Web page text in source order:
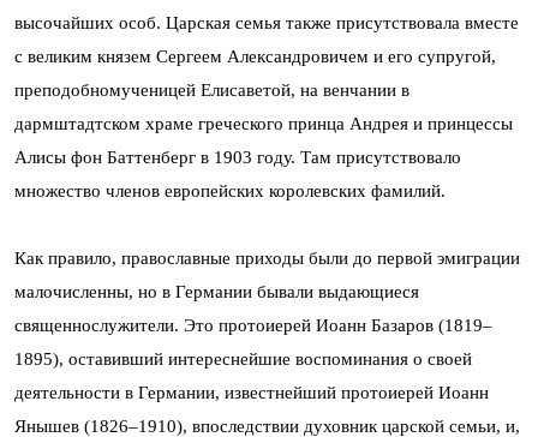
высочайших особ. Царская семья также присутствовала вместе
с великим князем Сергеем Александровичем и его супругой,
преподобномученицей Елисаветой, на венчании в
дармштадтском храме греческого принца Андрея и принцессы
Алисы фон Баттенберг в 1903 году. Там присутствовало
множество членов европейских королевских фамилий.
Как правило, православные приходы были до первой эмиграции
малочисленны, но в Германии бывали выдающиеся
священнослужители. Это протоиерей Иоанн Базаров (1819–
1895), оставивший интереснейшие воспоминания о своей
деятельности в Германии, известнейший протоиерей Иоанн
Янышев (1826–1910), впоследствии духовник царской семьи, и,